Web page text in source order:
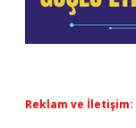
Reklam ve İletişim: